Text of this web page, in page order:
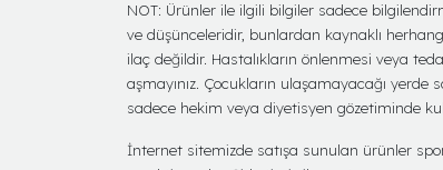
NOT: Ürünler ile ilgili bilgiler sadece
ve düşünceleridir, bunlardan kaynaklı
ilaç değildir. Hastalıkların önlenmesi veya
aşmayınız. Çocukların ulaşamayacağı yerde
sadece hekim veya diyetisyen gözetiminde
İnternet sitemizde satışa sunulan ürünler